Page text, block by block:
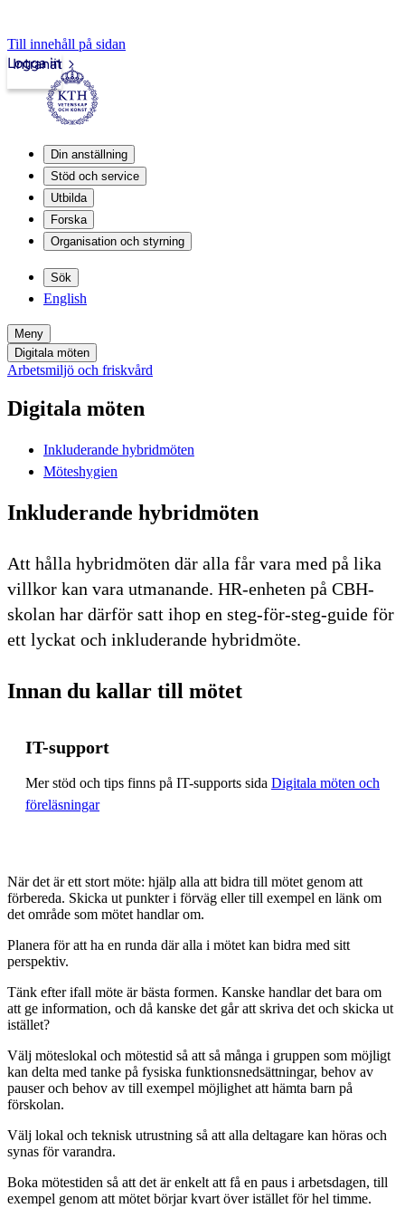
Till innehåll på sidan
Intranät
Logga in
Din anställning
Stöd och service
Utbilda
Forska
Organisation och styrning
Sök
English
Meny
Digitala möten
Arbetsmiljö och friskvård
Digitala möten
Inkluderande hybridmöten
Möteshygien
Inkluderande hybridmöten
Att hålla hybridmöten där alla får vara med på lika
villkor kan vara utmanande. HR-enheten på CBH-
skolan har därför satt ihop en steg-för-steg-guide för
ett lyckat och inkluderande hybridmöte.
Innan du kallar till mötet
IT-support
Mer stöd och tips finns på IT-supports sida Digitala möten och
föreläsningar
När det är ett stort möte: hjälp alla att bidra till mötet genom att
förbereda. Skicka ut punkter i förväg eller till exempel en länk om
det område som mötet handlar om.
Planera för att ha en runda där alla i mötet kan bidra med sitt
perspektiv.
Tänk efter ifall möte är bästa formen. Kanske handlar det bara om
att ge information, och då kanske det går att skriva det och skicka ut
istället?
Välj möteslokal och mötestid så att så många i gruppen som möjligt
kan delta med tanke på fysiska funktionsnedsättningar, behov av
pauser och behov av till exempel möjlighet att hämta barn på
förskolan.
Välj lokal och teknisk utrustning så att alla deltagare kan höras och
synas för varandra.
Boka mötestiden så att det är enkelt att få en paus i arbetsdagen, till
exempel genom att mötet börjar kvart över istället för hel timme.